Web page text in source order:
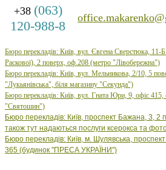
+38 (063)
120-988-8
Бюро перекладів: Київ, вул. Євгена Сверстюка,
Раскової), 2 поверх, оф.208 (метро "Лівобережна")
Бюро перекладів: Київ, вул. Мельникова, 2/10, 5
"Лукьянівська", біля магазину "Секунда")
Бюро перекладів: Київ, вул. Гната Юри, 9, офіс 415,
"Святошин")
Бюро перекладів: Київ, проспект Бажана, 3, 2
також тут надаються послуги ксерокса та
Бюро перекладів: Київ, м. Шулявська,
365 (будинок "ПРЕСА УКРАЇНИ")